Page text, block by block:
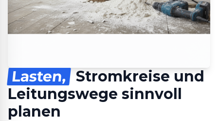
Lasten, Stromkreise und
Leitungswege sinnvoll
planen